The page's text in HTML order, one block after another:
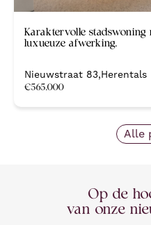
Karaktervolle
luxueuze afwerking.
Nieuwstraat 83,Herentals
€565.000
Alle
Op de
van onze